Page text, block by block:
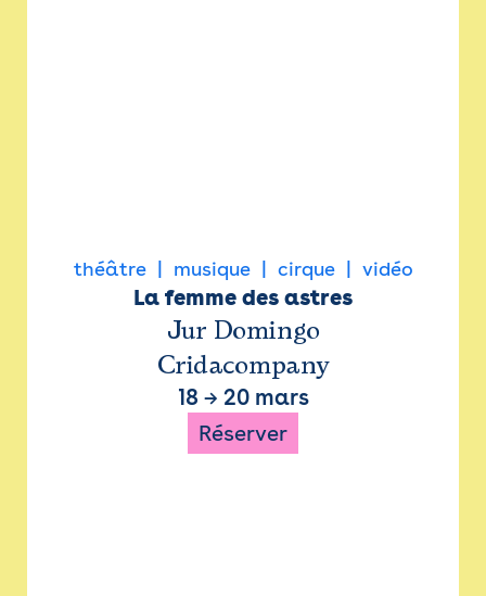
théâtre musique cirque vidéo
La femme des astres
Jur Domingo
Cridacompany
18 → 20 mars
Réserver